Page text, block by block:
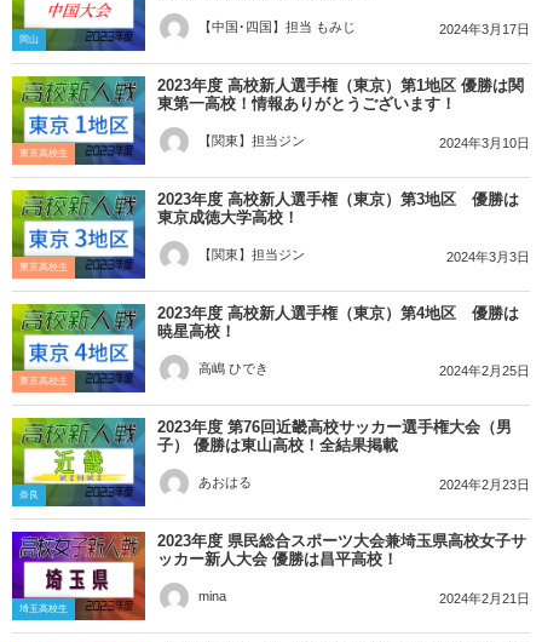
岡山
【中国･四国】担当 もみじ 2024年3月17日
東京高校生
2023年度 高校新人選手権（東京）第1地区 優勝は関
東第一高校！情報ありがとうございます！
【関東】担当ジン 2024年3月10日
東京高校生
2023年度 高校新人選手権（東京）第3地区 優勝は
東京成徳大学高校！
【関東】担当ジン 2024年3月3日
東京高校生
2023年度 高校新人選手権（東京）第4地区 優勝は
暁星高校！
高嶋 ひでき 2024年2月25日
奈良
2023年度 第76回近畿高校サッカー選手権大会（男
子） 優勝は東山高校！全結果掲載
あおはる 2024年2月23日
埼玉高校生
2023年度 県民総合スポーツ大会兼埼玉県高校女子サ
ッカー新人大会 優勝は昌平高校！
mina 2024年2月21日